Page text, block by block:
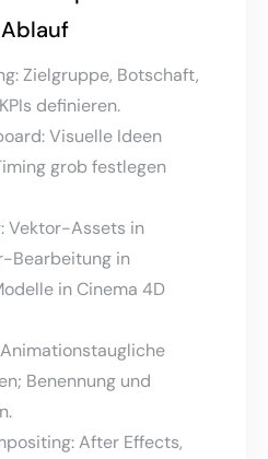
Zielgruppe, Botschaft,
definieren.
Visuelle Ideen
grob festlegen
Vektor-Assets in
Bearbeitung in
in Cinema 4D
Benennung und
After Effects,